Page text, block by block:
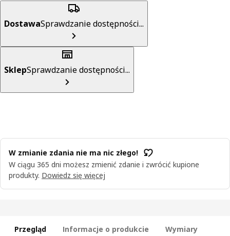
DostawaSprawdzanie dostępności...
SklepSprawdzanie dostępności...
W zmianie zdania nie ma nic złego!
W ciągu 365 dni możesz zmienić zdanie i zwrócić kupione
produkty. Dowiedz się więcej
Przegląd Informacje o produkcie Wymiary